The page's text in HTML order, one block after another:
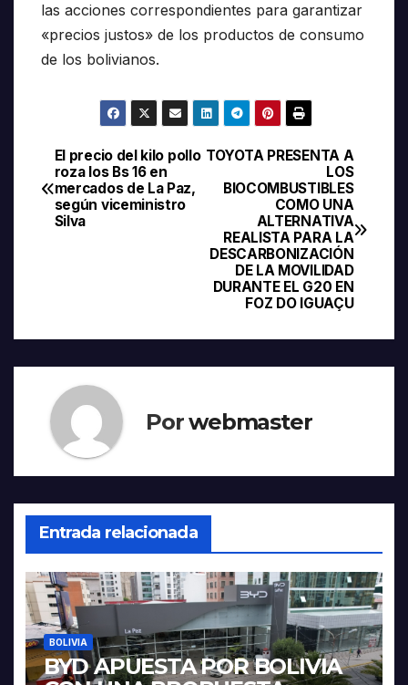
las acciones correspondientes para garantizar
«precios justos» de los productos de consumo
de los bolivianos.
Navegación
de
TOYOTA PRESENTA A
LOS
BIOCOMBUSTIBLES
COMO UNA
ALTERNATIVA
REALISTA PARA LA
DESCARBONIZACIÓN
DE LA MOVILIDAD
DURANTE EL G20 EN
FOZ DO IGUAÇU
El precio del kilo pollo
roza los Bs 16 en
mercados de La Paz,
según viceministro
Silva
Porwebmaster
Entrada relacionada
BOLIVIA
BYD APUESTA POR BOLIVIA